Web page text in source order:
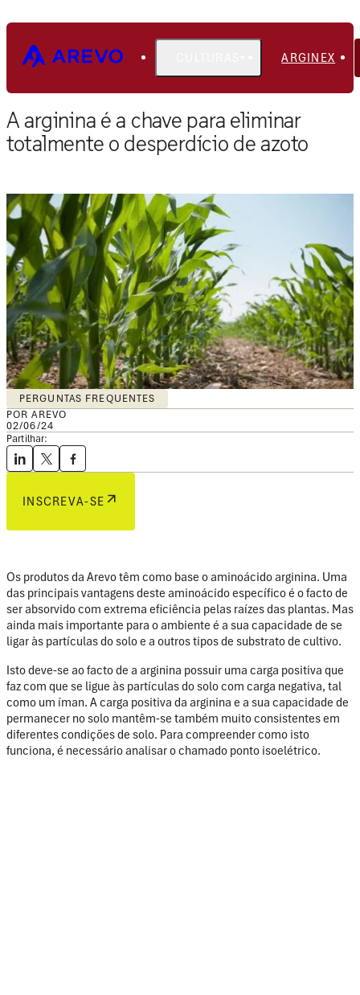
ARGINEX
A arginina é a chave para eliminar
totalmente o desperdício de azoto
PERGUNTAS FREQUENTES
POR AREVO
02/06/24
Partilhar:
INSCREVA-SE
Os produtos da Arevo têm como base o aminoácido arginina. Uma
das principais vantagens deste aminoácido específico é o facto de
ser absorvido com extrema eficiência pelas raízes das plantas. Mas
ainda mais importante para o ambiente é a sua capacidade de se
ligar às partículas do solo e a outros tipos de substrato de cultivo.
Isto deve-se ao facto de a arginina possuir uma carga positiva que
faz com que se ligue às partículas do solo com carga negativa, tal
como um íman. A carga positiva da arginina e a sua capacidade de
permanecer no solo mantêm-se também muito consistentes em
diferentes condições de solo. Para compreender como isto
funciona, é necessário analisar o chamado ponto isoelétrico.